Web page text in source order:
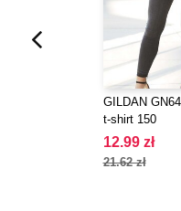
GILDAN
t-shirt 150
12.99 zł
21.62 zł